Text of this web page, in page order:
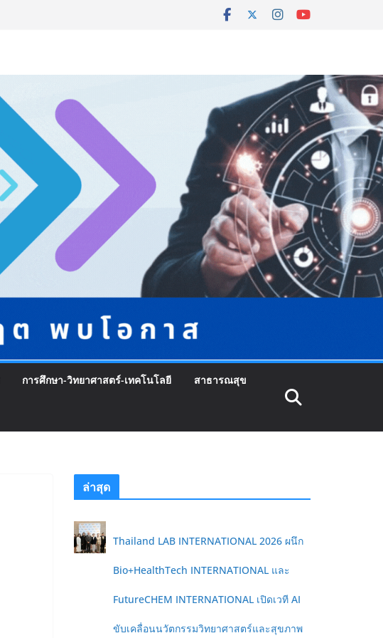
การศึกษา-วิทยาศาสตร์-เทคโนโลยี สาธารณสุข
ล่าสุด
Thailand LAB INTERNATIONAL 2026 ผนึก
Bio+HealthTech INTERNATIONAL และ
FutureCHEM INTERNATIONAL เปิดเวที AI
ขับเคลื่อนนวัตกรรมวิทยาศาสตร์และสุขภาพ